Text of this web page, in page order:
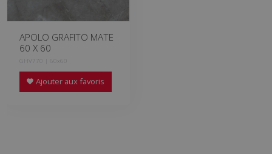
APOLO GRAFITO MATE
60 X 60
GHV770 | 60x60
Ajouter aux favoris